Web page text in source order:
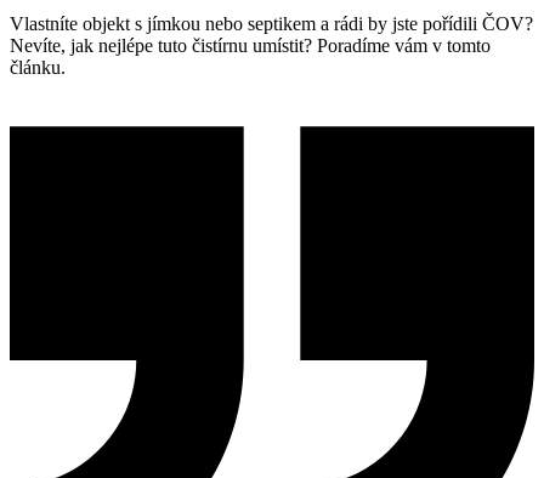
Vlastníte objekt s jímkou nebo septikem a rádi by jste pořídili ČOV?
Nevíte, jak nejlépe tuto čistírnu umístit? Poradíme vám v tomto
článku.